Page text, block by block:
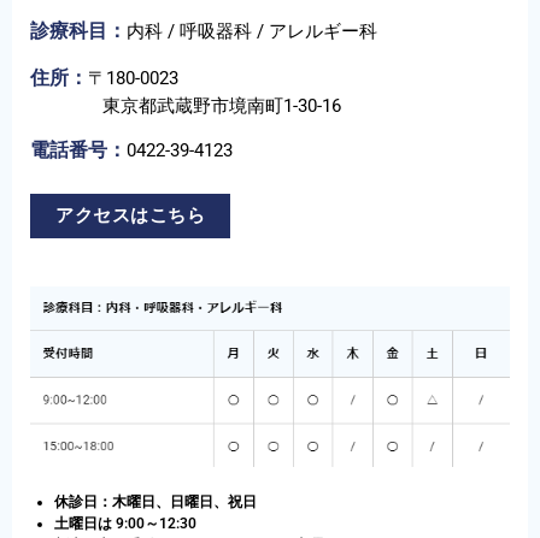
診療科目 ： 内科 / 呼吸器科 / アレルギー科
住所 ： 〒180-0023
東京都武蔵野市境南町1-30-16
電話番号： 0422-39-4123
アクセスはこちら
休診日：木曜日、日曜日、祝日
土曜日は 9:00～12:30